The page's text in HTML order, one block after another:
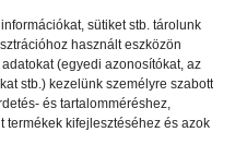
sütiket stb. tárolunk
használt eszközön
(egyedi azonosítókat, az
stb.) kezelünk személyre szabott
és tartalomméréshez,
termékek kifejlesztéséhez és azok